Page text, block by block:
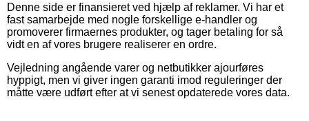
Denne side er finansieret ved hjælp af reklamer. Vi har et
fast samarbejde med nogle forskellige e-handler og
promoverer firmaernes produkter, og tager betaling for så
vidt en af vores brugere realiserer en ordre.
Vejledning angående varer og netbutikker ajourføres
hyppigt, men vi giver ingen garanti imod reguleringer der
måtte være udført efter at vi senest opdaterede vores data.